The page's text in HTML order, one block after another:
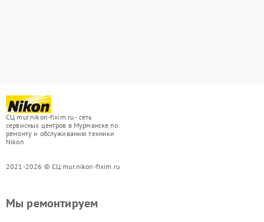
СЦ mur.nikon-fixim.ru - сеть
сервисных центров в Мурманске по
ремонту и обслуживанию техники
Nikon
2021-2026 © СЦ mur.nikon-fixim.ru
Мы ремонтируем